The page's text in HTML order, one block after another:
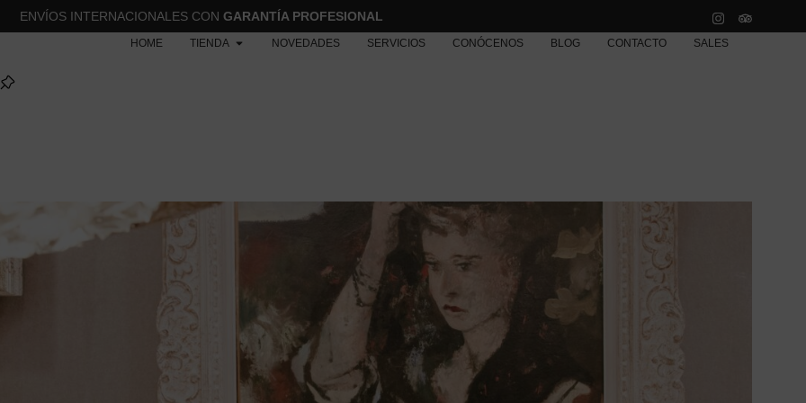
ENVÍOS INTERNACIONALES CON GARANTÍA PROFESIONAL
HOME TIENDA NOVEDADES SERVICIOS CONÓCENOS BLOG CONTACTO SALES